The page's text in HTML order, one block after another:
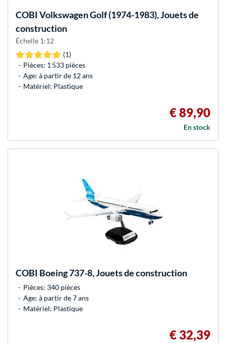
COBI Volkswagen Golf (1974-1983), Jouets de
construction
Échelle 1:12
(1)
Pièces: 1 533 pièces
Age: à partir de 12 ans
Matériel: Plastique
€ 89,90
En stock
COBI Boeing 737-8, Jouets de construction
Pièces: 340 pièces
Age: à partir de 7 ans
Matériel: Plastique
€ 32,39